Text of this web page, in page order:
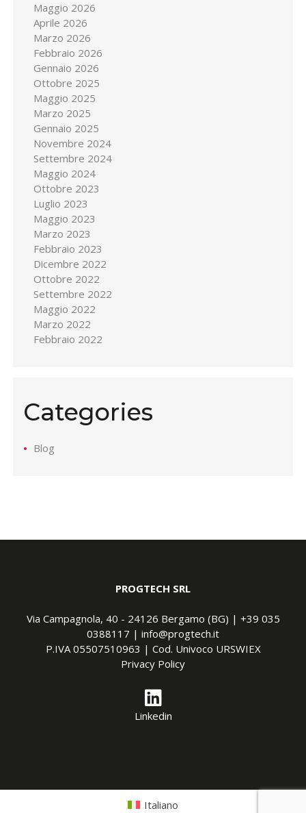
Maggio 2026
Aprile 2026
Marzo 2026
Febbraio 2026
Gennaio 2026
Ottobre 2025
Maggio 2025
Marzo 2025
Gennaio 2025
Novembre 2024
Settembre 2024
Maggio 2024
Ottobre 2023
Luglio 2023
Maggio 2023
Marzo 2023
Febbraio 2023
Dicembre 2022
Ottobre 2022
Settembre 2022
Maggio 2022
Marzo 2022
Febbraio 2022
Categories
Blog
PROGTECH SRL
Via Campagnola, 40 - 24126 Bergamo (BG) | +39 035
0388117 | info@progtech.it
P.IVA 05507510963 | Cod. Univoco URSWIEX
Privacy Policy
Linkedin
Italiano